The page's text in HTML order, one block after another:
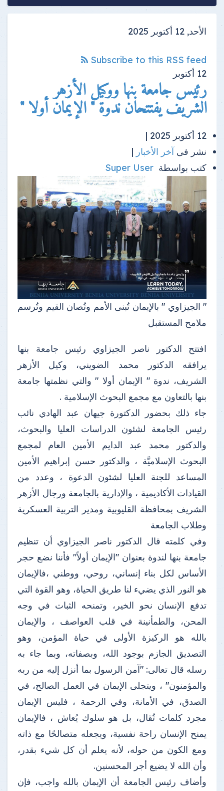
الأحد, 12 أكتوبر 2025
Subscribe to this RSS feed
12 أكتوبر
رئيس جامعة بنها ووكيل الأزهر
الشريف يفتتحان ندوة " الإيمان أولا "
12 أكتوبر 2025 |
نشر فى آخر الأخبار |
كتب بواسطة Super User
" الجيزاوي " بالإيمان تُبنى الأمم وتُصان القيم وتُرسم
ملامح المستقبل
افتتح الدكتور ناصر الجيزاوي رئيس جامعة بنها
يرافقه الدكتور محمد الضويني، وكيل الأزهر
الشريف، ندوة " الإيمان أولا " والتي نظمتها جامعة
بنها بالتعاون مع مجمع البحوث الإسلامية .
جاء ذلك بحضور الدكتورة جيهان عبد الهادي نائب
رئيس الجامعة لشئون الدراسات العليا والبحوث،
والدكتور محمد عبد الدايم الأمين العام لمجمع
البحوث الإسلاميَّة ، والدكتور حسن إبراهيم الأمين
المساعد للجنة العليا لشئون الدعوة ، وعدد من
القيادات الأكاديمية ، والإدارية بالجامعة ورجال الأزهر
الشريف بمحافظة القليوبية ومدير التربية العسكرية
وطلاب الجامعة
وفي كلمته قال الدكتور ناصر الجيزاوي أن تنظيم
جامعة بنها لندوة بعنوان "الإيمان أولاً" فأننا نضع حجر
الأساس لكل بناء إنساني، روحي، ووطني ،فالإيمان
هو النور الذي يضيء لنا طريق الحياة، وهو القوة التي
تدفع الإنسان نحو الخير، وتمنحه الثبات في وجه
المحن، والطمأنينة في قلب العواصف ، والإيمان
بالله هو الركيزة الأولى في حياة المؤمن، وهو
التصديق الجازم بوجود الله، وبصفاته، وبما جاء به
رسله قال تعالى: "آمن الرسول بما أنزل إليه من ربه
والمؤمنون" ، ويتجلى الإيمان في العمل الصالح، في
الصدق، في الأمانة، وفي الرحمة ، فليس الإيمان
مجرد كلمات تُقال، بل هو سلوك يُعاش ، فالإيمان
يمنح الإنسان راحة نفسية، ويجعله متصالحًا مع ذاته
ومع الكون من حوله، لأنه يعلم أن كل شيء بقدر،
وأن الله لا يضيع أجر المحسنين.
وأضاف رئيس الجامعة أن الإيمان بالله واجب، فإن